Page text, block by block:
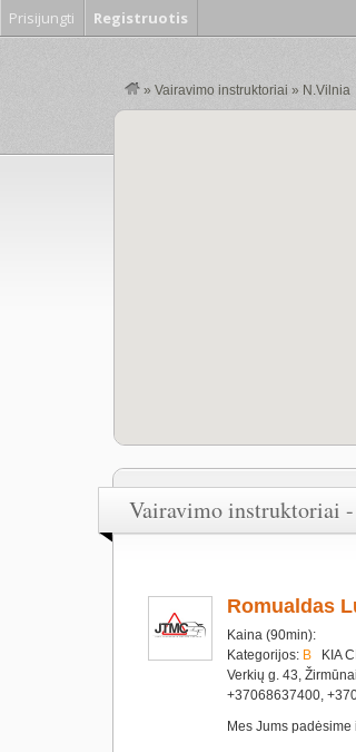
» Vairavimo instruktoriai » N.Vilnia
Vairavimo instruktoriai
Romualdas
Kaina (90min):
Kategorijos: B KIA
Verkių g. 43,
+37068637400,
Mes Jums
Prisijungti Registruotis